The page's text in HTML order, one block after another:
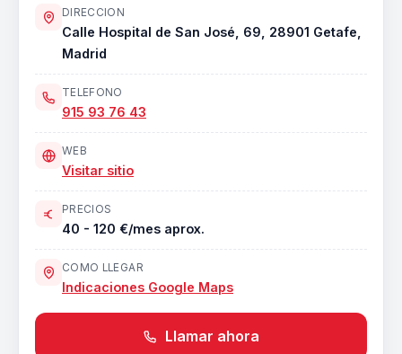
DIRECCION
Calle Hospital de San José, 69, 28901 Getafe,
Madrid
TELEFONO
915 93 76 43
WEB
Visitar sitio
PRECIOS
40 - 120 €/mes aprox.
COMO LLEGAR
Indicaciones Google Maps
Llamar ahora